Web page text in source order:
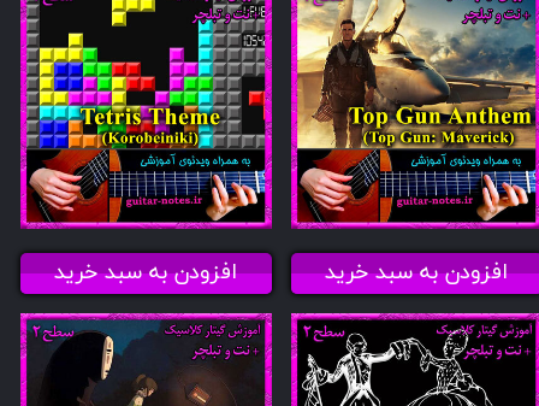
افزودن به سبد خرید افزودن به سبد خرید